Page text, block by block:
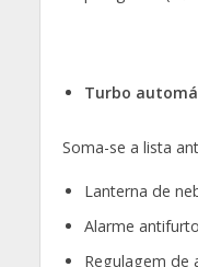
Turbo
Soma-se a lista
Lanterna de
Alarme
Regulagem de